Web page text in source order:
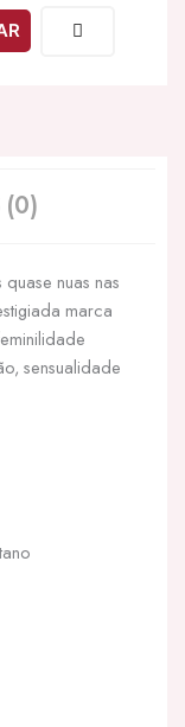
(0)
nuas nas
marca
sensualidade